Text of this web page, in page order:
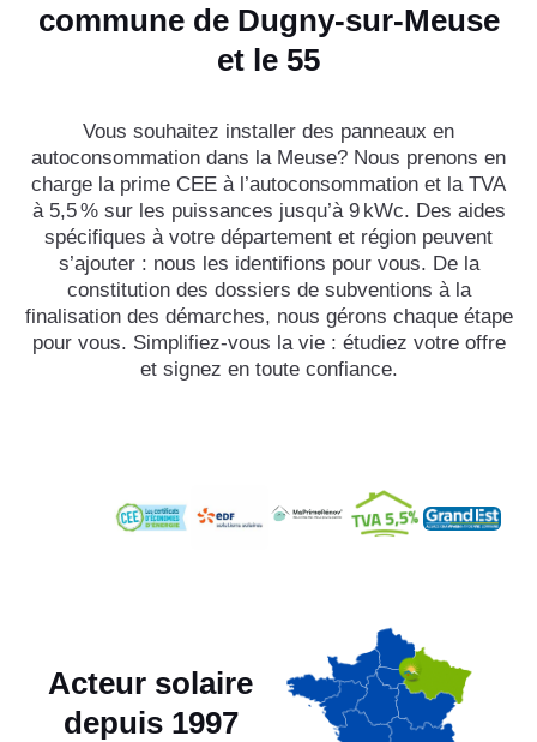
commune de Dugny-sur-Meuse
et le 55
Vous souhaitez installer des panneaux en
autoconsommation dans la Meuse? Nous prenons en
charge la prime CEE à l’autoconsommation et la TVA
à 5,5 % sur les puissances jusqu’à 9 kWc. Des aides
spécifiques à votre département et région peuvent
s’ajouter : nous les identifions pour vous. De la
constitution des dossiers de subventions à la
finalisation des démarches, nous gérons chaque étape
pour vous. Simplifiez-vous la vie : étudiez votre offre
et signez en toute confiance.
Acteur solaire
depuis 1997